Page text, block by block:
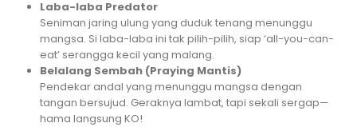
Laba-laba Predator
Seniman jaring ulung yang duduk tenang menunggu
mangsa. Si laba-laba ini tak pilih-pilih, siap ‘all-you-can-
eat’ serangga kecil yang malang.
Belalang Sembah (Praying Mantis)
Pendekar andal yang menunggu mangsa dengan
tangan bersujud. Geraknya lambat, tapi sekali sergap—
hama langsung KO!